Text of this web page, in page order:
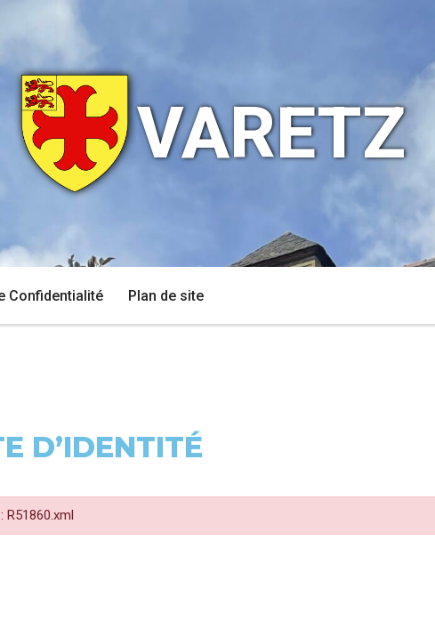
VARETZ
Confidentialité Plan de site
D’IDENTITÉ
R51860.xml